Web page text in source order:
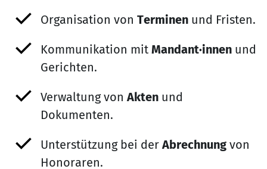
Organisation von Terminen und Fristen.
Kommunikation mit Mandant·innen und
Gerichten.
Verwaltung von Akten und
Dokumenten.
Unterstützung bei der Abrechnung von
Honoraren.